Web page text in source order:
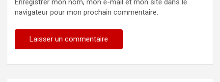
Enregistrer mon nom, mon e-mail et mon site dans le
navigateur pour mon prochain commentaire.